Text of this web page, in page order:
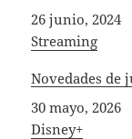
Fecha
26 junio, 2024
In relation to
Streaming
Novedades de
Fecha
30 mayo, 2026
In relation to
Disney+